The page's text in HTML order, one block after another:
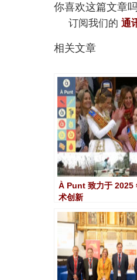
你喜欢这篇文章
订阅我们的 通
相关文章
À Punt 致力于 2025
术创新